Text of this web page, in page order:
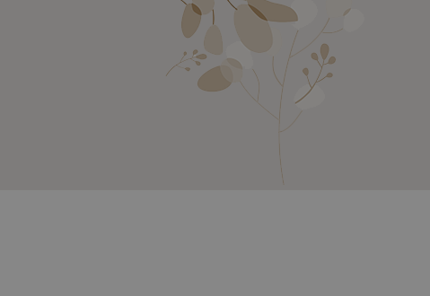
SILIQUA, VITAMINA E, OLI ESSENZIALI DI